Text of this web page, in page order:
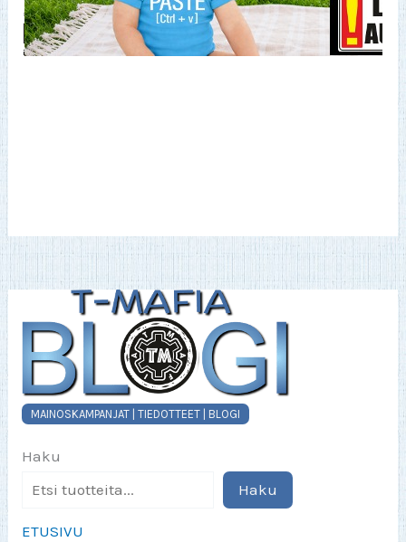
MAINOSKAMPANJAT | TIEDOTTEET | BLOGI
Haku
Haku
ETUSIVU